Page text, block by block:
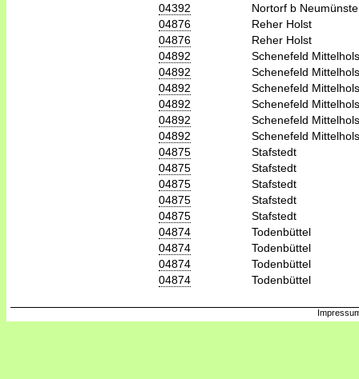
04392
Nortorf b
04876
Reher Holst
04876
Reher Holst
04892
Schenefeld
04892
Schenefeld
04892
Schenefeld
04892
Schenefeld
04892
Schenefeld
04892
Schenefeld
04875
Stafstedt
04875
Stafstedt
04875
Stafstedt
04875
Stafstedt
04875
Stafstedt
04874
Todenbüttel
04874
Todenbüttel
04874
Todenbüttel
04874
Todenbüttel